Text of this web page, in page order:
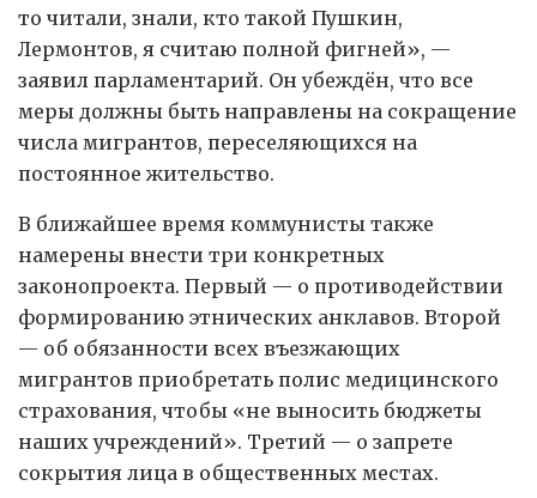
то читали, знали, кто такой Пушкин,
Лермонтов, я считаю полной фигней», —
заявил парламентарий. Он убеждён, что все
меры должны быть направлены на сокращение
числа мигрантов, переселяющихся на
постоянное жительство.
В ближайшее время коммунисты также
намерены внести три конкретных
законопроекта. Первый — о противодействии
формированию этнических анклавов. Второй
— об обязанности всех въезжающих
мигрантов приобретать полис медицинского
страхования, чтобы «не выносить бюджеты
наших учреждений». Третий — о запрете
сокрытия лица в общественных местах.